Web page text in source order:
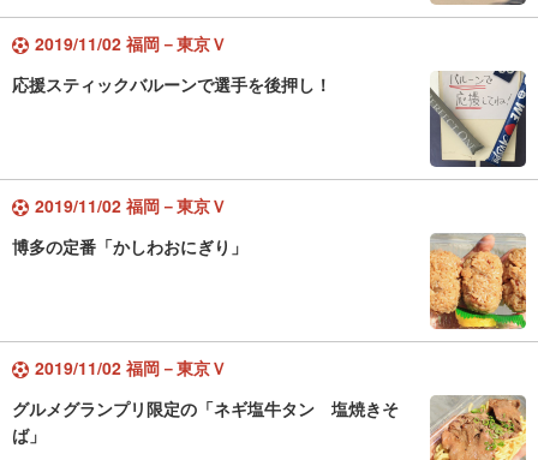
2019/11/02 福岡－東京Ｖ
応援スティックバルーンで選手を後押し！
2019/11/02 福岡－東京Ｖ
博多の定番「かしわおにぎり」
2019/11/02 福岡－東京Ｖ
グルメグランプリ限定の「ネギ塩牛タン 塩焼きそ
ば」